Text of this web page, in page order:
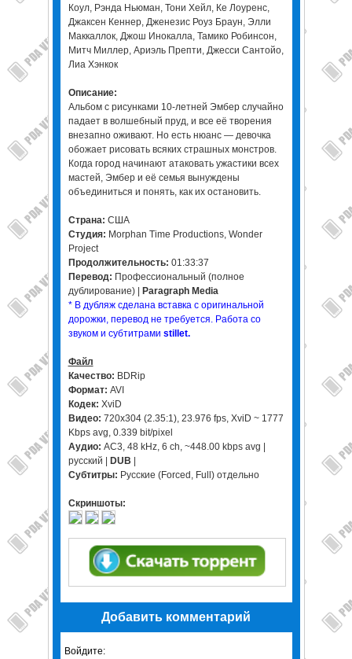
Коул, Рэнда Ньюман, Тони Хейл, Ке Лоуренс,
Джаксен Кеннер, Дженезис Роуз Браун, Элли
Маккаллок, Джош Инокалла, Тамико Робинсон,
Митч Миллер, Ариэль Препти, Джесси Сантойо,
Лиа Хэнкок
Описание:
Альбом с рисунками 10-летней Эмбер случайно
падает в волшебный пруд, и все её творения
внезапно оживают. Но есть нюанс — девочка
обожает рисовать всяких страшных монстров.
Когда город начинают атаковать ужастики всех
мастей, Эмбер и её семья вынуждены
объединиться и понять, как их остановить.
Страна: США
Студия: Morphan Time Productions, Wonder
Project
Продолжительность: 01:33:37
Перевод: Профессиональный (полное
дублирование) | Paragraph Media
* В дубляж сделана вставка с оригинальной
дорожки, перевод не требуется. Работа со
звуком и субтитрами stillet.
Файл
Качество: BDRip
Формат: AVI
Кодек: XviD
Видео: 720x304 (2.35:1), 23.976 fps, XviD ~ 1777
Kbps avg, 0.339 bit/pixel
Аудио: AC3, 48 kHz, 6 ch, ~448.00 kbps avg |
русский | DUB |
Субтитры: Русские (Forced, Full) отдельно
Скриншоты:
Добавить комментарий
Войдите: